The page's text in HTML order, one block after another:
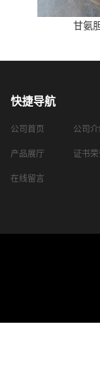
甘氨
快捷导航
公司首页 公司介
产品展厅 证书荣
在线留言